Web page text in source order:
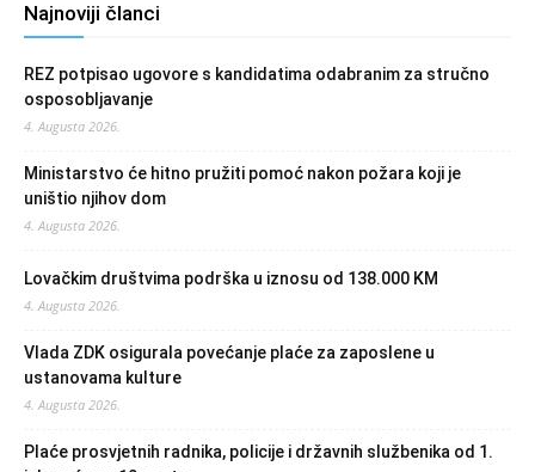
Najnoviji članci
REZ potpisao ugovore s kandidatima odabranim za stručno
osposobljavanje
4. Augusta 2026.
Ministarstvo će hitno pružiti pomoć nakon požara koji je
uništio njihov dom
4. Augusta 2026.
Lovačkim društvima podrška u iznosu od 138.000 KM
4. Augusta 2026.
Vlada ZDK osigurala povećanje plaće za zaposlene u
ustanovama kulture
4. Augusta 2026.
Plaće prosvjetnih radnika, policije i državnih službenika od 1.